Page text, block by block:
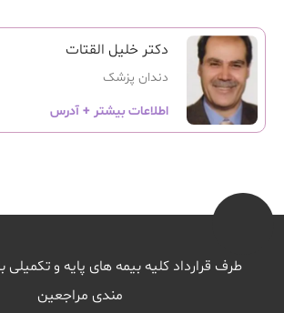
دکتر خلیل القتات
دندان پزشک
اطلاعات بیشتر + آدرس
طرف قرارداد کلیه بیمه های پایه و
مندی مراجعین